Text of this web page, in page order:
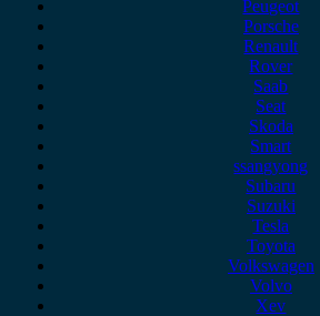
Peugeot
Porsche
Renault
Rover
Saab
Seat
Skoda
Smart
ssangyong
Subaru
Suzuki
Tesla
Toyota
Volkswagen
Volvo
Xev